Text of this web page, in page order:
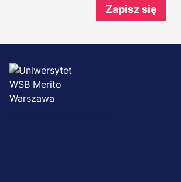
Zapisz się